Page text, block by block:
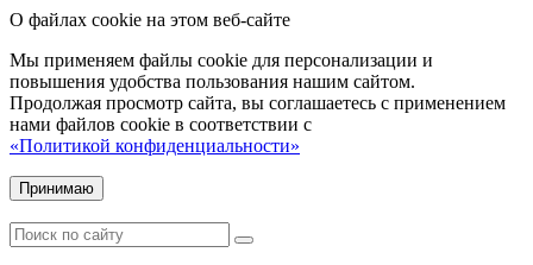
О файлах cookie на этом веб-сайте
Мы применяем файлы cookie для персонализации и
повышения удобства пользования нашим сайтом.
Продолжая просмотр сайта, вы соглашаетесь с применением
нами файлов cookie в соответствии с
«Политикой конфиденциальности»
Принимаю